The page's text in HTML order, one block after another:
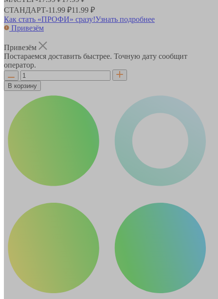
СТАНДАРТ-11.99 ₽11.99 ₽
Как стать «ПРОФИ» сразу!Узнать подробнее
Привезём
Привезём
Постараемся доставить быстрее. Точную дату сообщит
оператор.
В корзину